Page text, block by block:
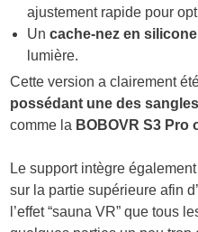
ajustement rapide pour
Uncache-nez en silicone
lumière.
Cette version a clairement
possédant une des
comme la BOBOVR S3 Pro
Le support intègre
sur la partie supérieure afin
l’effet “sauna VR” que tous